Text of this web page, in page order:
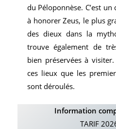
du Péloponnèse. C’est
à honorer Zeus, le plus
des dieux dans la
trouve également de
bien préservées à visiter.
ces lieux que les
sont déroulés.
Information
TARIF